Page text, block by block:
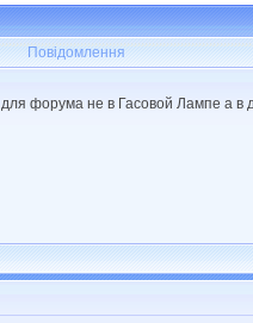
Повідомлення
форума не в Гасовой Лампе а в